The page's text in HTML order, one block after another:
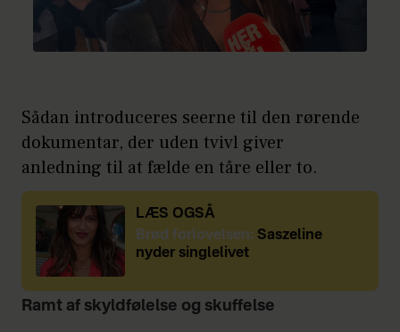
Sådan introduceres seerne til den rørende
dokumentar, der uden tvivl giver
anledning til at fælde en tåre eller to.
LÆS OGSÅ
Brød forlovelsen: Saszeline
nyder singlelivet
Ramt af skyldfølelse og skuffelse